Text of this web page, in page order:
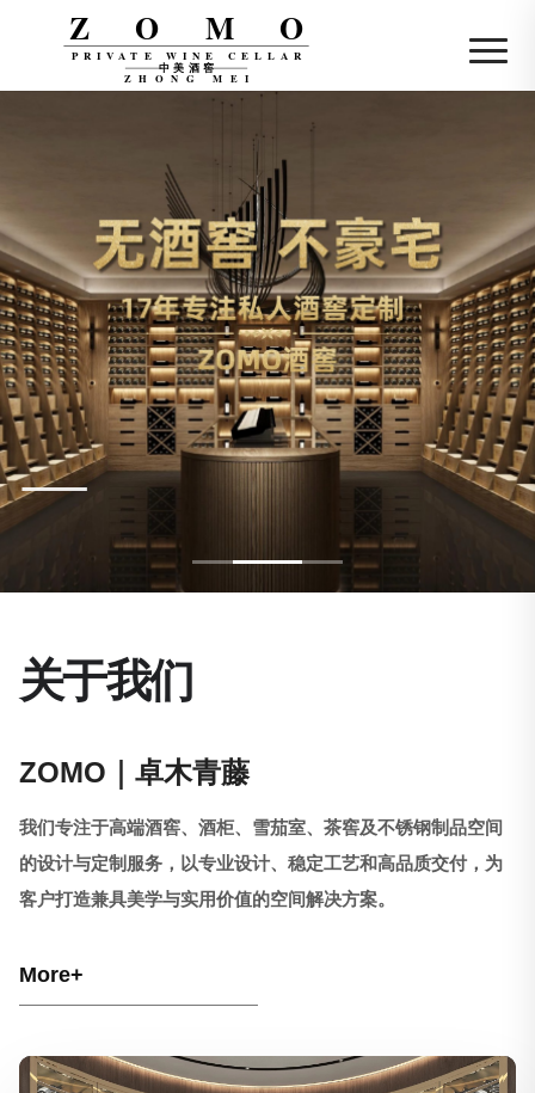
ZOMO
PRIVATE WINE CELLAR
中美酒窖
ZHONG MEI
关于我们
ZOMO｜卓木青藤
我们专注于高端酒窖、酒柜、雪茄室、茶窖及不锈钢制品空间
的设计与定制服务，以专业设计、稳定工艺和高品质交付，为
客户打造兼具美学与实用价值的空间解决方案。
More+